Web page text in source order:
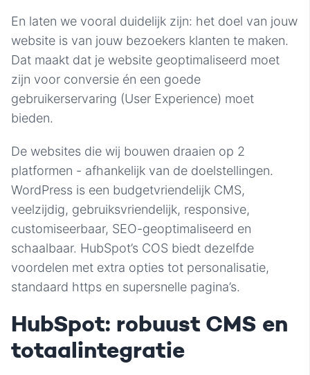
En laten we vooral duidelijk zijn: het doel van jouw
website is van jouw bezoekers klanten te maken.
Dat maakt dat je website geoptimaliseerd moet
zijn voor conversie én een goede
gebruikerservaring (User Experience) moet
bieden.
De websites die wij bouwen draaien op 2
platformen - afhankelijk van de doelstellingen.
WordPress is een budgetvriendelijk CMS,
veelzijdig, gebruiksvriendelijk, responsive,
customiseerbaar, SEO-geoptimaliseerd en
schaalbaar. HubSpot’s COS biedt dezelfde
voordelen met extra opties tot personalisatie,
standaard https en supersnelle pagina’s.
HubSpot: robuust CMS en
totaalintegratie